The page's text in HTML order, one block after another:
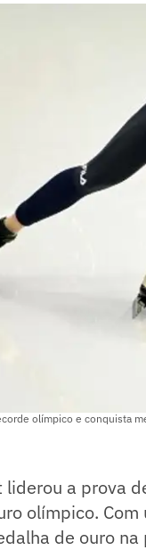
olímpico e conquista
liderou a prova
olímpico.
de ouro na